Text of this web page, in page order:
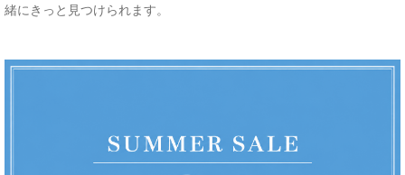
緒にきっと見つけられます。